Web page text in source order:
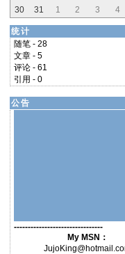
30
31 1 2 3 4
统计
随笔 - 28
文章 - 5
评论 - 61
引用 - 0
公告
--------------------------------
My MSN：